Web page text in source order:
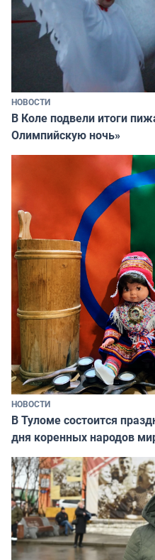
НОВОСТИ
В Коле подвели итоги
Олимпийскую ночь»
НОВОСТИ
В Туломе состоится
дня коренных народов